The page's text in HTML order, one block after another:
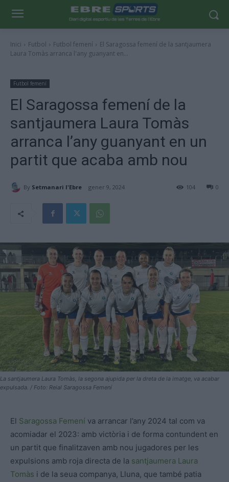
Inici Futbol Futbol femení
El Saragossa femení de la santjaumera
Laura Tomàs arranca l'any guanyant en...
Futbol femení
El Saragossa femení de la
santjaumera Laura Tomàs
arranca l’any guanyant en un
partit que acaba amb nou
By Setmanari l'Ebre gener 9, 2024 0
104
La santjaumera Laura Tomàs, la segona ajupida per la dreta de la imatge, va acabar
expulsada. / Foto: Reial Saragossa Femení
El Saragossa Femení va arrancar l’any 2024 tal com va
acomiadar el 2023: amb victòria i de forma contundent en
un partit que finalitzaven amb nou jugadores per les
expulsions amb roja directa de la santjaumera Laura
Tomàs i de la seua companya, Lluna, que també patia